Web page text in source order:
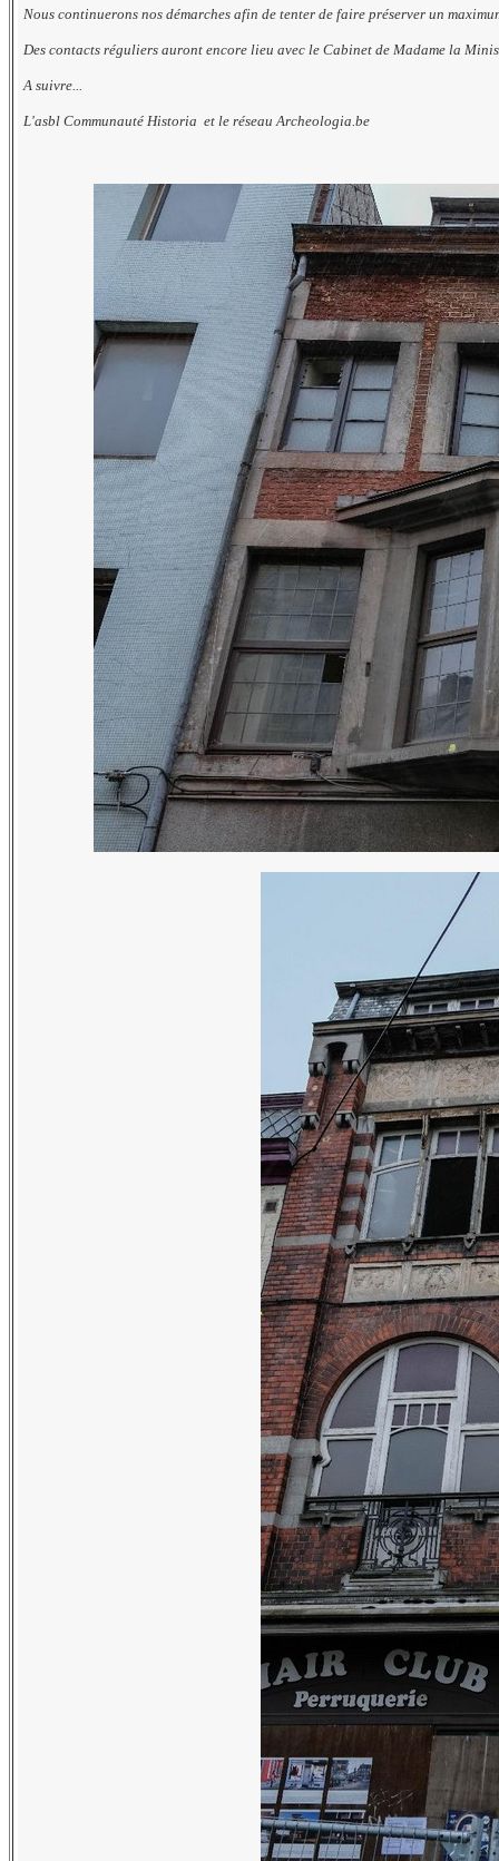
Nous continuerons nos démarches afin de tenter de faire préserver un
Des contacts réguliers auront encore lieu avec le Cabinet de Madame la
A suivre...
L'asbl Communauté Historia et le réseau Archeologia.be